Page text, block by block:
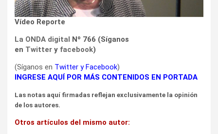
Vídeo Reporte
La ONDA digital Nº 766 (Síganos
en Twitter y facebook)
(Síganos en Twitter yFacebook)
INGRESE AQUÍ POR MÁS CONTENIDOS EN PORTADA
Las notas aquí firmadas reflejan exclusivamente la opinión
de los autores.
Otros artículos del mismo autor: